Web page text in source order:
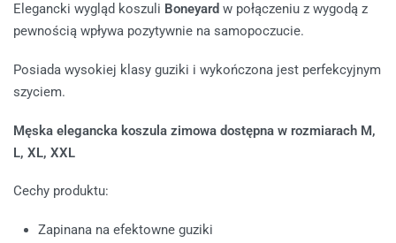
Elegancki wygląd koszuli Boneyard w połączeniu z wygodą z
pewnością wpływa pozytywnie na samopoczucie.
Posiada wysokiej klasy guziki i wykończona jest perfekcyjnym
szyciem.
Męska elegancka koszula zimowa dostępna w rozmiarach M,
L, XL, XXL
Cechy produktu:
Zapinana na efektowne guziki